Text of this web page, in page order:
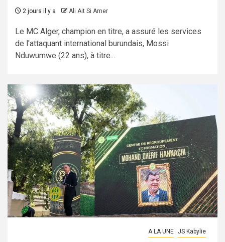
2 jours il y a Ali Ait Si Amer
Le MC Alger, champion en titre, a assuré les services
de l'attaquant international burundais, Mossi
Nduwumwe (22 ans), à titre...
A LA UNE JS Kabylie